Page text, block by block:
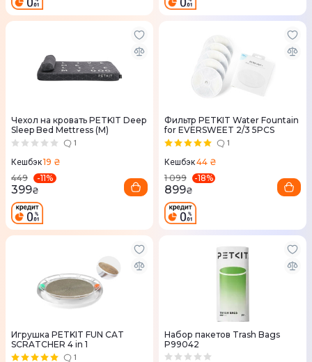
Чехол на кровать PETKIT Deep
Sleep Bed Mettress (M)
1
Кешбэк19 ₴
449
-11%
399₴
Фильтр PETKIT Water Fountain
for EVERSWEET 2/3 5PCS
1
Кешбэк44 ₴
1 099
-18%
899₴
Игрушка PETKIT FUN CAT
SCRATCHER 4 in 1
1
Набор пакетов Trash Bags
P99042